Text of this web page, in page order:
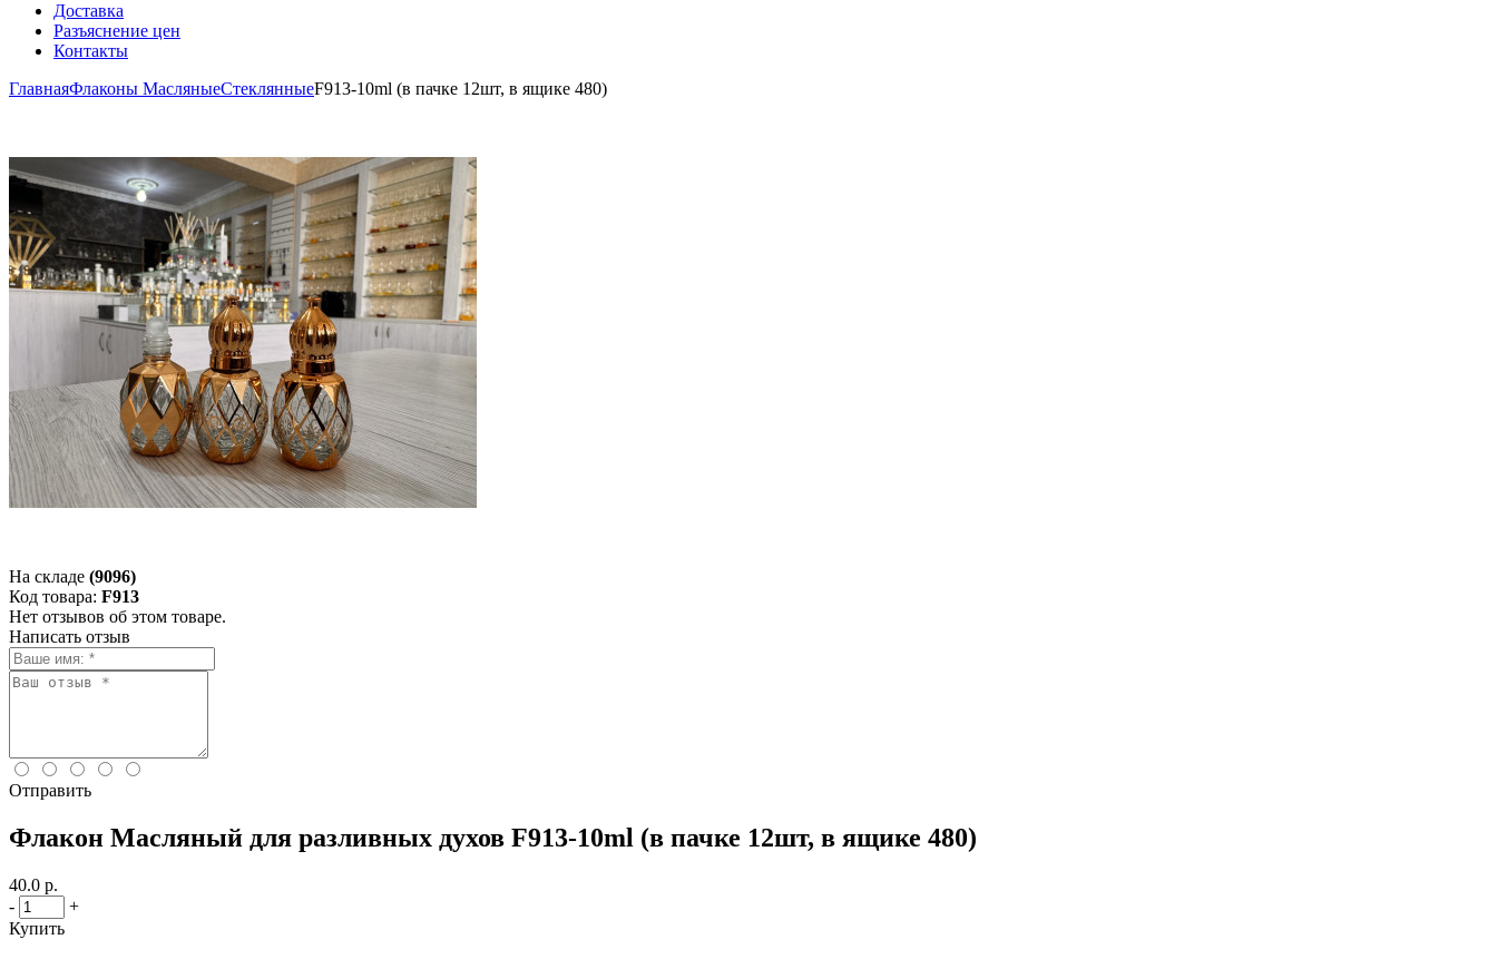
Доставка
Разъяснение цен
Контакты
ГлавнаяФлаконы МасляныеСтеклянныеF913-10ml (в пачке 12шт, в ящике 480)
На складе (9096)
Код товара: F913
Нет отзывов об этом товаре.
Написать отзыв
Отправить
Флакон Масляный для разливных духов F913-10ml (в пачке 12шт, в ящике 480)
40.0 р.
-
+
Купить